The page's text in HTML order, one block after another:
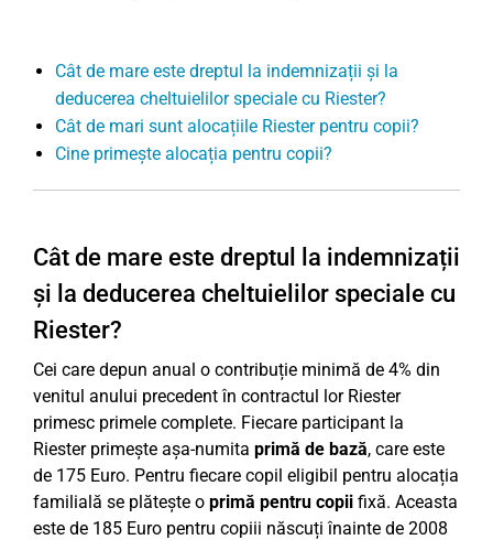
Cât de mare este dreptul la indemnizații și la
deducerea cheltuielilor speciale cu Riester?
Cât de mari sunt alocațiile Riester pentru copii?
Cine primește alocația pentru copii?
Cât de mare este dreptul la indemnizații
și la deducerea cheltuielilor speciale cu
Riester?
Cei care depun anual o contribuție minimă de 4% din
venitul anului precedent în contractul lor Riester
primesc primele complete. Fiecare participant la
Riester primește așa-numita primă de bază, care este
de 175 Euro. Pentru fiecare copil eligibil pentru alocația
familială se plătește o primă pentru copii fixă. Aceasta
este de 185 Euro pentru copiii născuți înainte de 2008